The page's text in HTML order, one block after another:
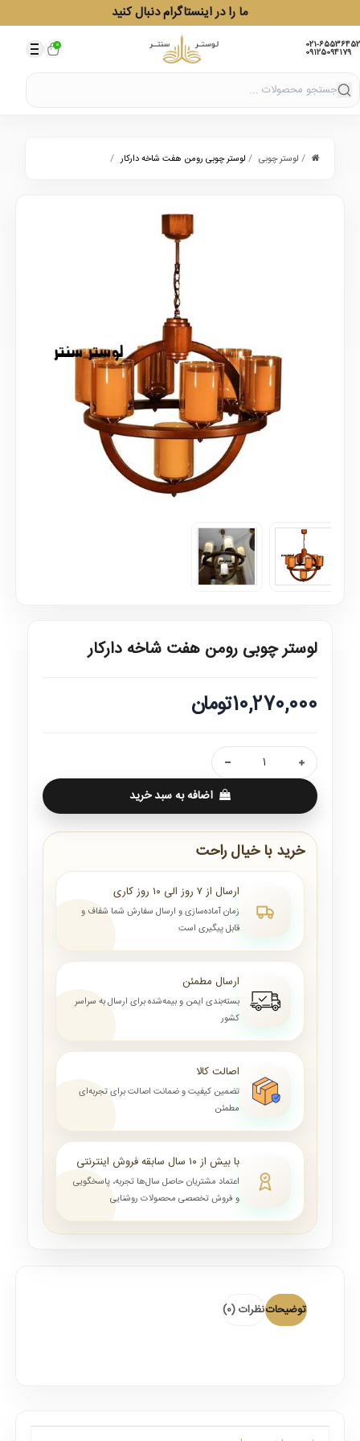
ما را در اینستاگرام دنبال کنید
021-65536452
09125094179
0
/ لوستر چوبی / لوستر چوبی رومن هفت شاخه دارکار /
لوستر چوبی رومن هفت شاخه دارکار
10,270,000تومان
اضافه به سبد خرید
خرید با خیال راحت
ارسال از ۷ روز الی ۱۰ روز کاری
زمان آماده‌سازی و ارسال سفارش شما شفاف و
قابل پیگیری است
ارسال مطمئن
بسته‌بندی ایمن و بیمه‌شده برای ارسال به سراسر
کشور
اصالت کالا
تضمین کیفیت و ضمانت اصالت برای تجربه‌ای
مطمئن
با بیش از ۱۰ سال سابقه فروش اینترنتی
اعتماد مشتریان حاصل سال‌ها تجربه، پاسخگویی
و فروش تخصصی محصولات روشنایی
توضیحاتنظرات (0)